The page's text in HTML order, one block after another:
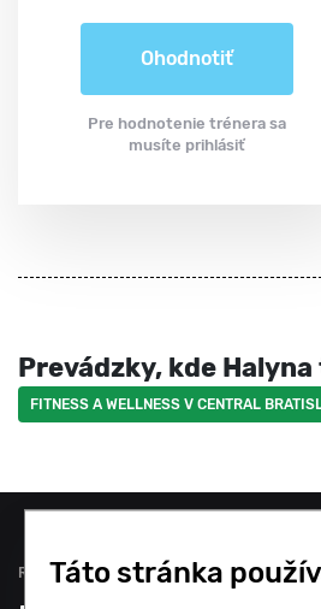
Ohodnotiť
Pre hodnotenie trénera sa
musíte prihlásiť
Prevádzky, kde
FITNESS A WELLNESS V CENTRAL
Rozvrhy a rezervácie
Táto stránka